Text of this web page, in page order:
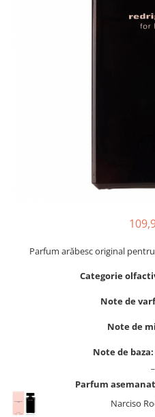
RiiffsParfum arăbesc original
Categorie
Note de
Note de
Note de baza:
Parfum
Narciso